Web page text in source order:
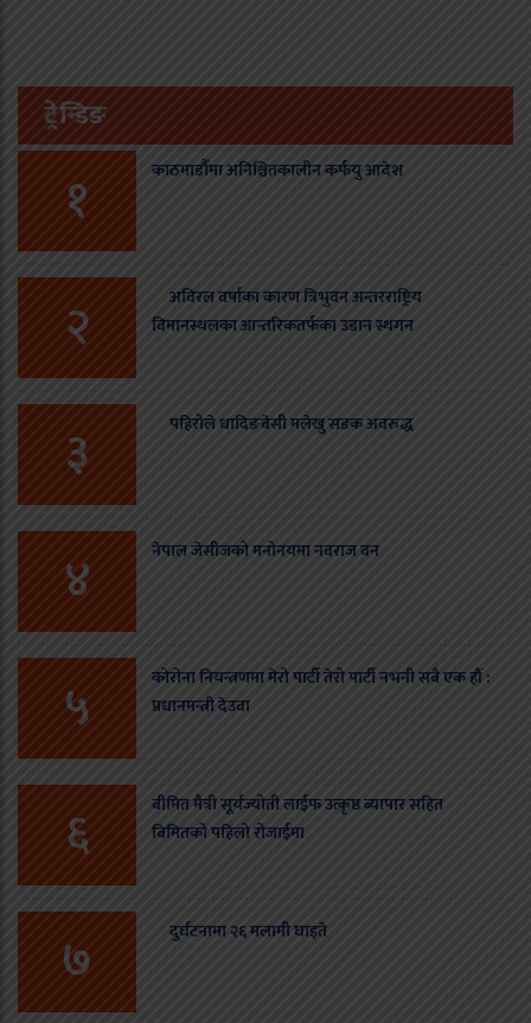
ट्रेन्डिङ
१ काठमाडौँमा अनिश्चितकालीन कर्फयु आदेश
२
अविरल वर्षाका कारण त्रिभुवन अन्तरराष्ट्रिय
विमानस्थलका आन्तरिकतर्फका उडान स्थगन
३ पहिरोले धादिङबेसी मलेखु सडक अवरुद्ध
४ नेपाल जेसीजको मनोनयमा नवराज वन
५
कोरोना नियन्त्रणमा मेरो पार्टी तेरो पार्टी नभनी सबै एक हौं :
प्रधानमन्त्री देउवा
६
बीमित मैत्री सूर्यज्योती लाईफ उत्कृष्ठ ब्यापार सहित
बिमितको पहिलो रोजाईमा
७ दुर्घटनामा २६ मलामी घाइते